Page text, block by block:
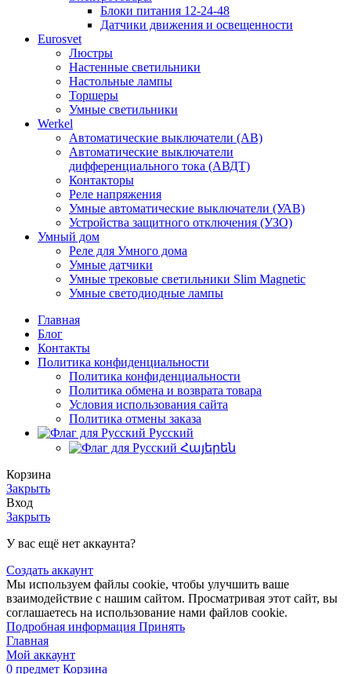
Блоки питания 12-24-48
Датчики движения и освещенности
Eurosvet
Люстры
Настенные светильники
Настольные лампы
Торшеры
Умные светильники
Werkel
Автоматические выключатели (АВ)
Автоматические выключатели
дифференциального тока (АВДТ)
Контакторы
Реле напряжения
Умные автоматические выключатели (УАВ)
Устройства защитного отключения (УЗО)
Умный дом
Реле для Умного дома
Умные датчики
Умные трековые светильники Slim Magnetic
Умные светодиодные лампы
Главная
Блог
Контакты
Политика конфиденциальности
Политика конфиденциальности
Политика обмена и возврата товара
Условия использования сайта
Политика отмены заказа
Русский
Հայերեն
Корзина
Закрыть
Вход
Закрыть
У вас ещё нет аккаунта?
Создать аккаунт
Мы используем файлы cookie, чтобы улучшить ваше
взаимодействие с нашим сайтом. Просматривая этот сайт, вы
соглашаетесь на использование нами файлов cookie.
Подробная информация Подробная
Принять
Главная
Мой аккаунт
0 предмет Корзина